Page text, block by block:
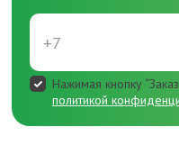
Нажимая кнопку
политикой